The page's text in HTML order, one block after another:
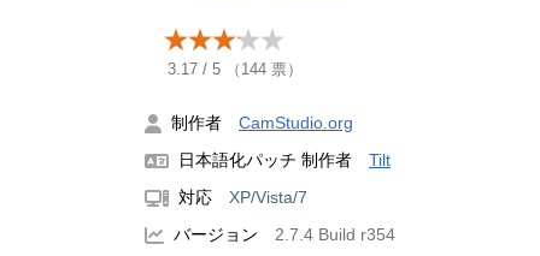
3.17 / 5 （ 144 票）
制作者 CamStudio.org
日本語化パッチ 制作者 Tilt
対応 XP/Vista/7
バージョン 2.7.4 Build r354